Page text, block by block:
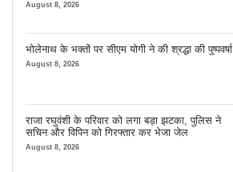
August 8, 2026
भोलेनाथ के भक्तों पर सीएम योगी ने की श्रद्धा की पुष्पवर्षा
August 8, 2026
राजा रघुवंशी के परिवार को लगा बड़ा झटका, पुलिस ने
सचिन और विपिन को गिरफ्तार कर भेजा जेल
August 8, 2026